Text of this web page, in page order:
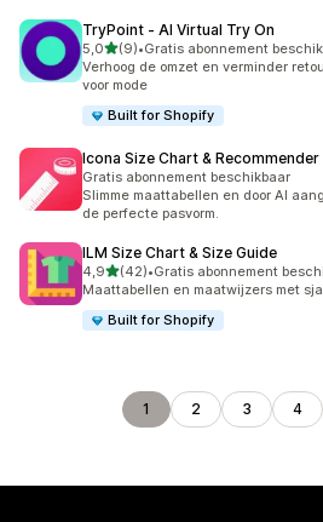
TryPoint ‑ AI Virtual Try On
5,0van 5 sterren
(9)
9 recensies in totaal
•Gratis abonnement
Verhoog de omzet en verminder
voor mode
Built for Shopify
Icona Size Chart & Recommender
Gratis abonnement beschikbaar
Slimme maattabellen en door AI
de perfecte pasvorm.
ILM Size Chart & Size Guide
4,9van 5 sterren
(42)
42 recensies in totaal
•Gratis abonnement
Maattabellen en maatwijzers met
Built for Shopify
1 2 3 4